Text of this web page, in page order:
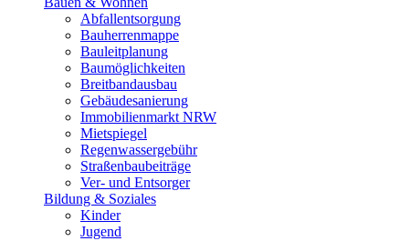
Abfallentsorgung
Bauherrenmappe
Bauleitplanung
Baumöglichkeiten
Breitbandausbau
Gebäudesanierung
Immobilienmarkt NRW
Mietspiegel
Regenwassergebühr
Straßenbaubeiträge
Ver- und Entsorger
Bildung & Soziales
Kinder
Jugend